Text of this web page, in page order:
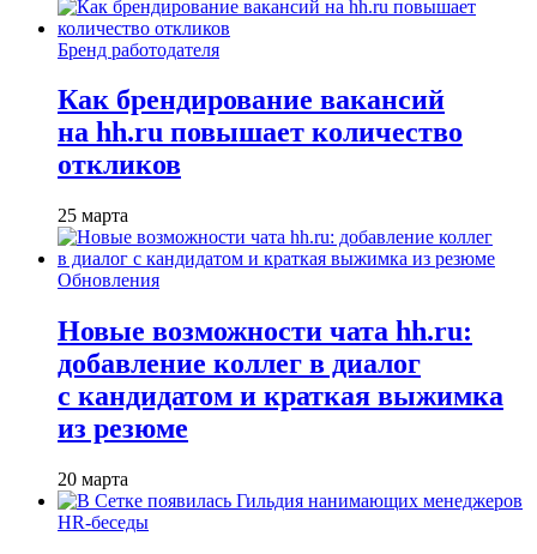
Бренд работодателя
Как брендирование вакансий
на hh.ru повышает количество
откликов
25 марта
Обновления
Новые возможности чата hh.ru:
добавление коллег в диалог
с кандидатом и краткая выжимка
из резюме
20 марта
HR-беседы